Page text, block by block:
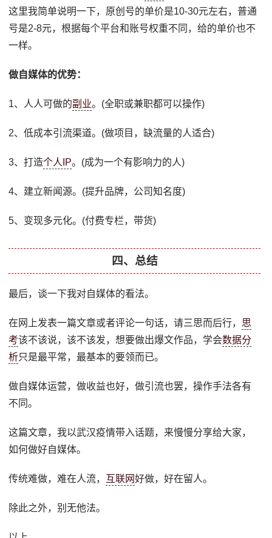
这里我简单说明一下，原创号的单价是10-30元左右，普通
号是2-8元，根据每个平台和账号权重不同，给的单价也不
一样。
做自媒体的优势：
1、人人可做的副业。(全职或兼职都可以操作)
2、低成本引流渠道。(做项目，缺流量的人适合)
3、打造个人IP。(成为一个有影响力的人)
4、建立新闻源。(提升品牌，公司知名度)
5、变现多元化。(付费专栏，带货)
四、总结
最后，谈一下我对自媒体的看法。
在网上发表一篇文章或者评论一句话，请三思而后行， 思
考该不该说，该不该发，想要做出爆文作品，学会数据分
析只是最平常，最基本的要领而已。
做自媒体运营，做收益也好，做引流也罢，操作手法各有
不同。
这篇文章，我以武汉疫情带入话题，来慢慢分享给大家，
如何做好自媒体。
传统难做，难在人流， 互联网好做，好在留人。
除此之外，别无他法。